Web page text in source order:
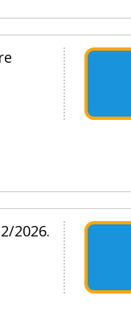
2026.